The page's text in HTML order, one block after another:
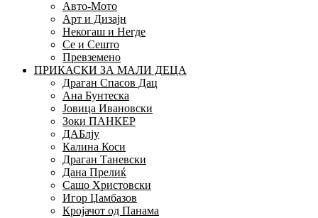
Авто-Мото
Арт и Дизајн
Некогаш и Негде
Се и Сешто
Превземено
ПРИКАСКИ ЗА МАЛИ ДЕЦА
Драган Спасов Дац
Ана Бунтеска
Јовица Ивановски
Зоки ПАНКЕР
ДАБлју
Калина Коси
Драган Таневски
Дана Прелиќ
Сашо Христовски
Игор Џамбазов
Кројачот од Панама